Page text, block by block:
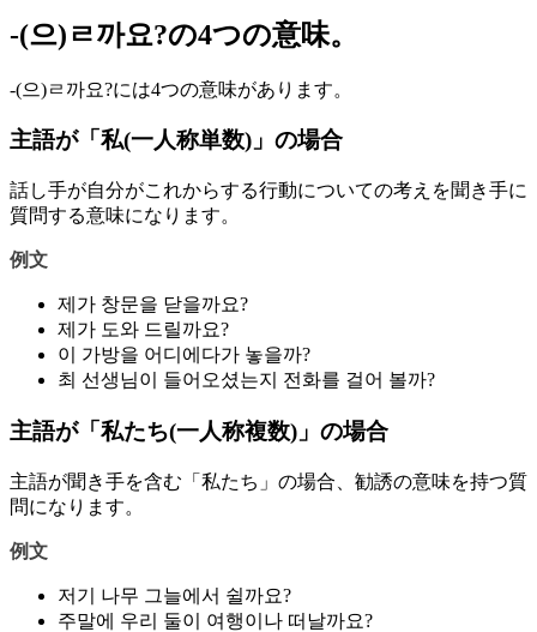
-(으)ㄹ까요?の4つの意味。
-(으)ㄹ까요?には4つの意味があります。
主語が「私(一人称単数)」の場合
話し手が自分がこれからする行動についての考えを聞き手に
質問する意味になります。
例文
제가 창문을 닫을까요?
제가 도와 드릴까요?
이 가방을 어디에다가 놓을까?
최 선생님이 들어오셨는지 전화를 걸어 볼까?
主語が「私たち(一人称複数)」の場合
主語が聞き手を含む「私たち」の場合、勧誘の意味を持つ質
問になります。
例文
저기 나무 그늘에서 쉴까요?
주말에 우리 둘이 여행이나 떠날까요?